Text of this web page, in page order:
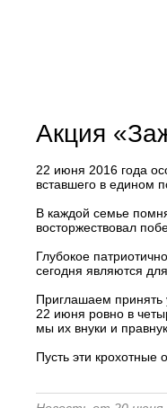
Акция
22 июня 2016 года
вставшего в едином
В каждой семье
восторжествовал
Глубокое
сегодня являются
Приглашаем принять
22 июня ровно в
мы их внуки и
Пусть эти крохотные